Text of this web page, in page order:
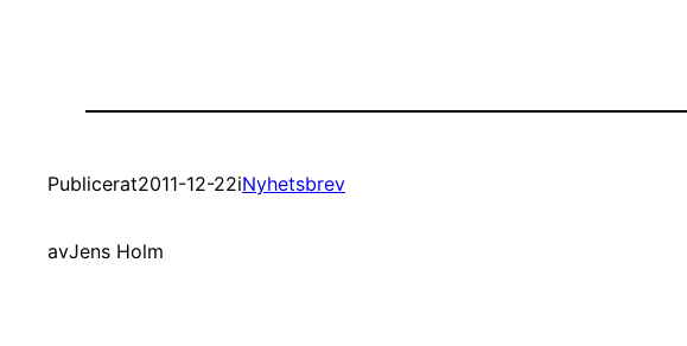
Publicerat2011-12-22iNyhetsbrev
avJens Holm